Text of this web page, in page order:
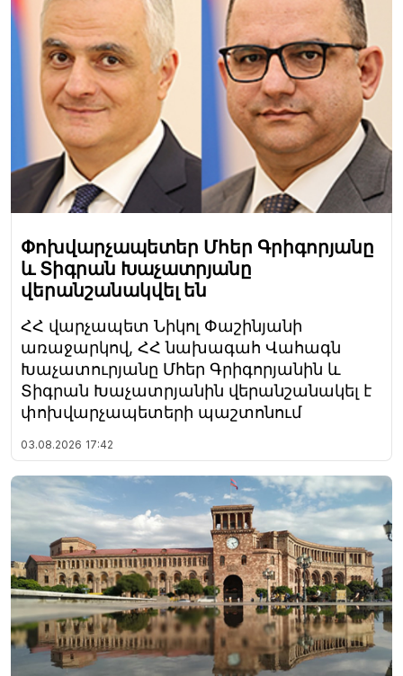
Փոխվարչապետեր Մհեր Գրիգորյանը
և Տիգրան Խաչատրյանը
վերանշանակվել են
ՀՀ վարչապետ Նիկոլ Փաշինյանի
առաջարկով, ՀՀ նախագահ Վահագն
Խաչատուրյանը Մհեր Գրիգորյանին և
Տիգրան Խաչատրյանին վերանշանակել է
փոխվարչապետերի պաշտոնում
03.08.2026 17:42